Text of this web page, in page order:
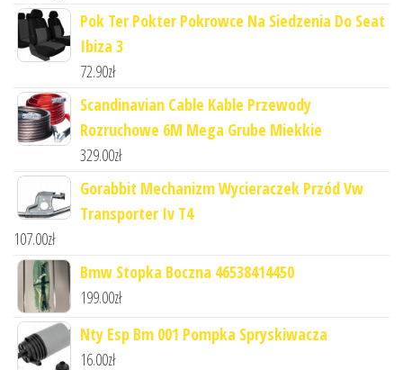
Pok Ter Pokter Pokrowce Na Siedzenia Do Seat
Ibiza 3
72.90zł
Scandinavian Cable Kable Przewody
Rozruchowe 6M Mega Grube Miekkie
329.00zł
Gorabbit Mechanizm Wycieraczek Przód Vw
Transporter Iv T4
107.00zł
Bmw Stopka Boczna 46538414450
199.00zł
Nty Esp Bm 001 Pompka Spryskiwacza
16.00zł